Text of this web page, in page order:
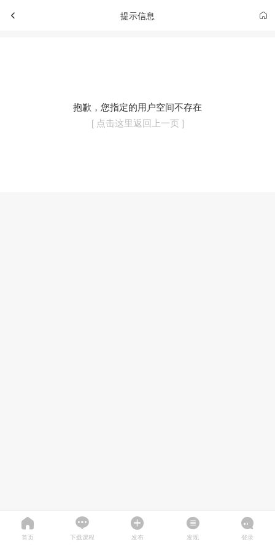
提示信息
抱歉，您指定的用户空间不存在
[ 点击这里返回上一页 ]
首页 下载课程 发布 发现 登录